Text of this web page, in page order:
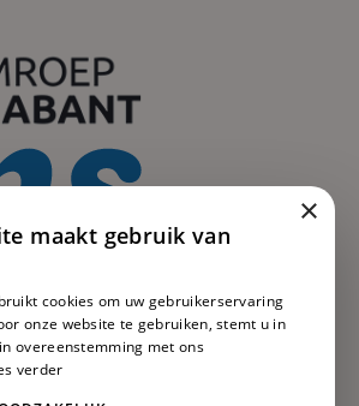
×
maakt gebruik van
cookies om uw gebruikerservaring
onze website te gebruiken, stemt u in
overeenstemming met ons
verder